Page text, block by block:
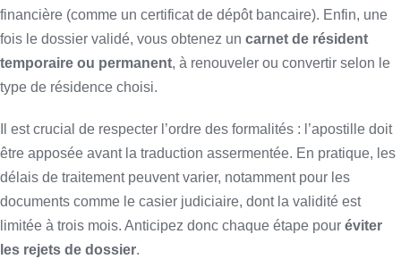
financière (comme un certificat de dépôt bancaire). Enfin, une
fois le dossier validé, vous obtenez un carnet de résident
temporaire ou permanent, à renouveler ou convertir selon le
type de résidence choisi.
Il est crucial de respecter l’ordre des formalités : l’apostille doit
être apposée avant la traduction assermentée. En pratique, les
délais de traitement peuvent varier, notamment pour les
documents comme le casier judiciaire, dont la validité est
limitée à trois mois. Anticipez donc chaque étape pour éviter
les rejets de dossier.